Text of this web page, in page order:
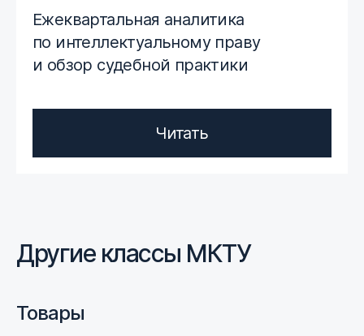
Ежеквартальная аналитика
по интеллектуальному праву
и обзор судебной практики
Читать
Другие классы МКТУ
Товары